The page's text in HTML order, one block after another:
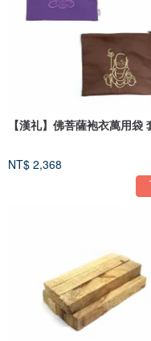
【漢礼】佛菩薩袍衣萬用袋
NT$ 2,368